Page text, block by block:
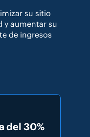
su sitio
y aumentar su
de ingresos
del 30%